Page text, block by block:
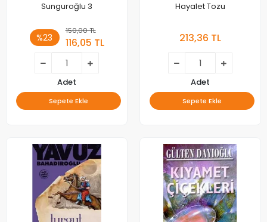
Sunguroğlu 3
%23
150,00 TL
116,05 TL
Adet
Sepete Ekle
Hayalet Tozu
213,36 TL
Adet
Sepete Ekle